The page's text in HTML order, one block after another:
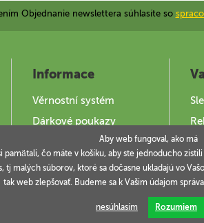
Objednanie newslettera súhlasíte so
Informace
Věrnostní systém
Dárkové poukazy
Jak použít DOKYAby web fungoval, ako má
čo máte v košíku, aby ste jednoducho
malých súborov, ktoré sa dočasne ukladajú vo
tak web zlepšovať. Budeme sa k Vašim údajom
nesúhlasím Rozumiem